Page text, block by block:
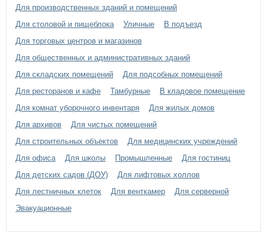
Для производственных зданий и помещений
Для столовой и пищеблока
Уличные
В подъезд
Для торговых центров и магазинов
Для общественных и административных зданий
Для складских помещений
Для подсобных помещений
Для ресторанов и кафе
Тамбурные
В кладовое помещение
Для комнат уборочного инвентаря
Для жилых домов
Для архивов
Для чистых помещений
Для строительных объектов
Для медицинских учреждений
Для офиса
Для школы Промышленные
Для гостиниц
Для детских садов (ДОУ)
Для лифтовых холлов
Для лестничных клеток
Для венткамер
Для серверной
Эвакуационные